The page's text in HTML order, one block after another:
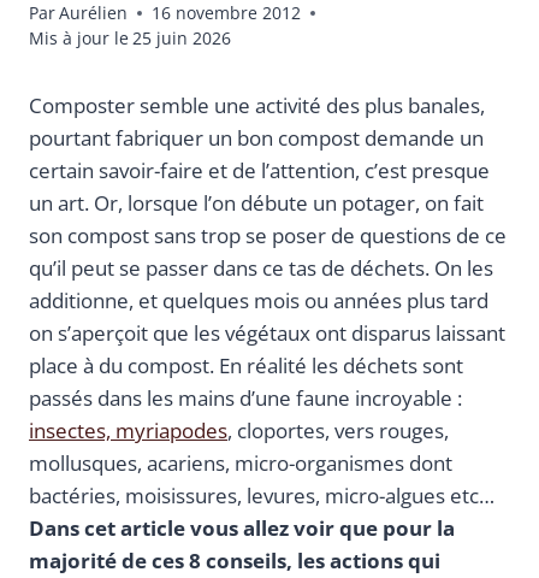
ParAurélien
16 novembre 2012
Mis à jour le25 juin 2026
Composter semble une activité des plus banales,
pourtant fabriquer un bon compost demande un
certain savoir-faire et de l’attention, c’est presque
un art. Or, lorsque l’on débute un potager, on fait
son compost sans trop se poser de questions de ce
qu’il peut se passer dans ce tas de déchets. On les
additionne, et quelques mois ou années plus tard
on s’aperçoit que les végétaux ont disparus laissant
place à du compost. En réalité les déchets sont
passés dans les mains d’une faune incroyable :
insectes, myriapodes, cloportes, vers rouges,
mollusques, acariens, micro-organismes dont
bactéries, moisissures, levures, micro-algues etc…
Dans cet article vous allez voir que pour la
majorité de ces 8 conseils, les actions qui